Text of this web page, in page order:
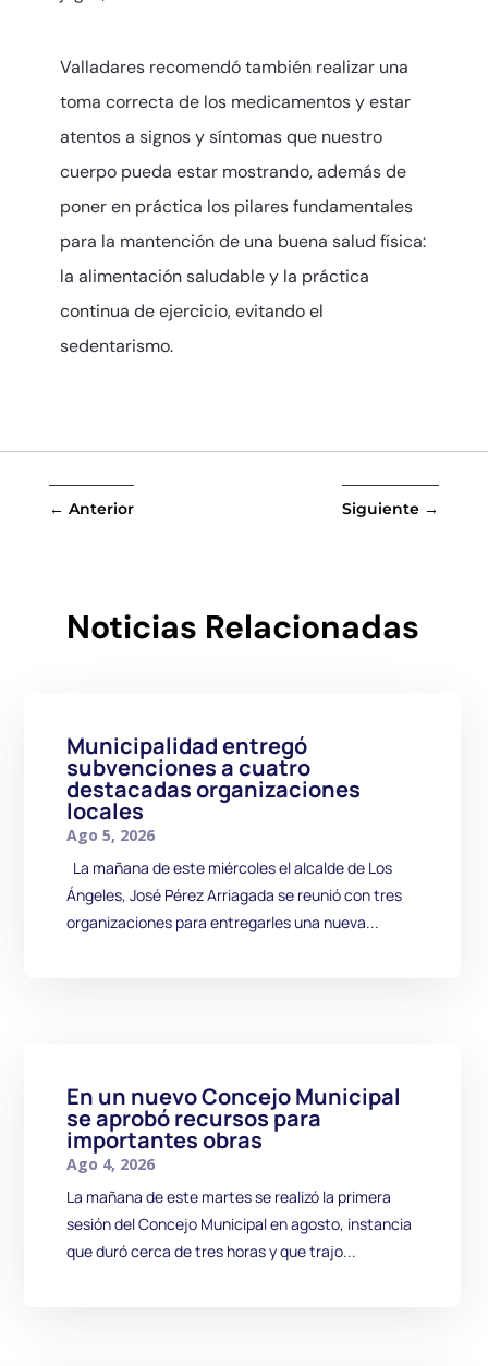
Valladares recomendó también realizar una
toma correcta de los medicamentos y estar
atentos a signos y síntomas que nuestro
cuerpo pueda estar mostrando, además de
poner en práctica los pilares fundamentales
para la mantención de una buena salud física:
la alimentación saludable y la práctica
continua de ejercicio, evitando el
sedentarismo.
← Anterior Siguiente →
Noticias Relacionadas
Municipalidad entregó
subvenciones a cuatro
destacadas organizaciones
locales
Ago 5, 2026
La mañana de este miércoles el alcalde de Los
Ángeles, José Pérez Arriagada se reunió con tres
organizaciones para entregarles una nueva...
En un nuevo Concejo Municipal
se aprobó recursos para
importantes obras
Ago 4, 2026
La mañana de este martes se realizó la primera
sesión del Concejo Municipal en agosto, instancia
que duró cerca de tres horas y que trajo...